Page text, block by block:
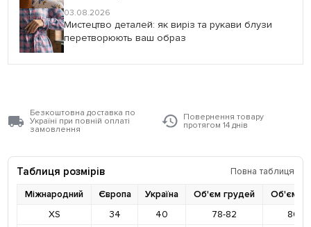
03.08.2026
Мистецтво деталей: як виріз та рукави блузи
перетворюють ваш образ
Безкоштовна доставка по
Україні при повній оплаті
замовлення
Повернення товару
протягом 14 днів
Таблиця розмірів
Повна таблиця
Міжнародний
Європа Україна Об'єм грудей
Об'єм
XS
34 40 78-82
86-